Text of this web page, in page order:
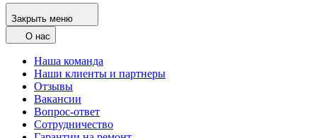
Закрыть меню
О нас
Наша команда
Наши клиенты и партнеры
Отзывы
Вакансии
Вопрос-ответ
Сотрудничество